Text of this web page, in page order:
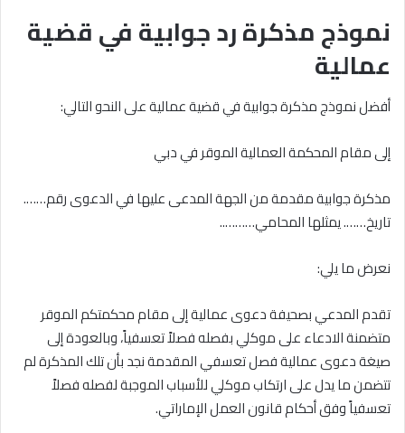
نموذج مذكرة رد جوابية في قضية
عمالية
أفضل نموذج مذكرة جوابية في قضية عمالية على النحو التالي:
إلى مقام المحكمة العمالية الموقر في دبي
مذكرة جوابية مقدمة من الجهة المدعى عليها في الدعوى رقم…….
تاريخ……. يمثلها المحامي………..
نعرض ما يلي:
تقدم المدعي بصحيفة دعوى عمالية إلى مقام محكمتكم الموقر
متضمنة الادعاء على موكلي بفصله فصلاً تعسفياً، وبالعودة إلى
صيغة دعوى عمالية فصل تعسفي المقدمة نجد بأن تلك المذكرة لم
تتضمن ما يدل على ارتكاب موكلي للأسباب الموجبة لفصله فصلاً
تعسفياً وفق أحكام قانون العمل الإماراتي.